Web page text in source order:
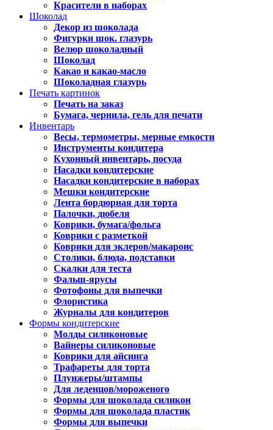
Красители в наборах
Шоколад
Декор из шоколада
Фигурки шок. глазурь
Велюр шоколадный
Шоколад
Какао и какао-масло
Шоколадная глазурь
Печать картинок
Печать на заказ
Бумага, чернила, гель для печати
Инвентарь
Весы, термометры, мерные емкости
Инструменты кондитера
Кухонный инвентарь, посуда
Насадки кондитерские
Насадки кондитерские в наборах
Мешки кондитерские
Лента бордюрная для торта
Палочки, дюбеля
Коврики, бумага/фольга
Коврики с разметкой
Коврики для эклеров/макаронс
Столики, блюда, подставки
Скалки для теста
Фальш-ярусы
Фотофоны для выпечки
Флористика
Журналы для кондитеров
Формы кондитерские
Молды силиконовые
Вайнеры силиконовые
Коврики для айсинга
Трафареты для торта
Плунжеры/штампы
Для леденцов/мороженого
Формы для шоколада силикон
Формы для шоколада пластик
Формы для выпечки